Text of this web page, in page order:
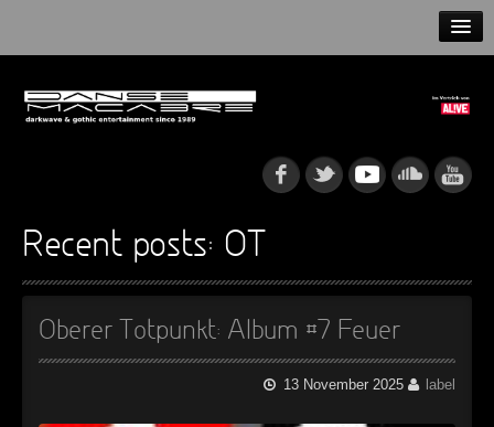
NEWS
INFO
GOTHIP PODCAST
Recent posts: OT
Oberer Totpunkt: Album #7 Feuer
13 November 2025 label